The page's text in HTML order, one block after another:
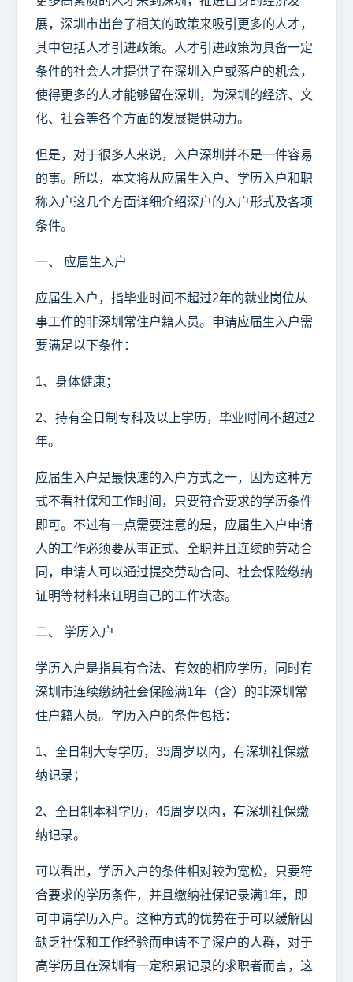
展，深圳市出台了相关的政策来吸引更多的人才，
其中包括人才引进政策。人才引进政策为具备一定
条件的社会人才提供了在深圳入户或落户的机会，
使得更多的人才能够留在深圳，为深圳的经济、文
化、社会等各个方面的发展提供动力。
但是，对于很多人来说，入户深圳并不是一件容易
的事。所以，本文将从应届生入户、学历入户和职
称入户这几个方面详细介绍深户的入户形式及各项
条件。
一、 应届生入户
应届生入户，指毕业时间不超过2年的就业岗位从
事工作的非深圳常住户籍人员。申请应届生入户需
要满足以下条件：
1、身体健康；
2、持有全日制专科及以上学历，毕业时间不超过2
年。
应届生入户是最快速的入户方式之一，因为这种方
式不看社保和工作时间，只要符合要求的学历条件
即可。不过有一点需要注意的是，应届生入户申请
人的工作必须要从事正式、全职并且连续的劳动合
同，申请人可以通过提交劳动合同、社会保险缴纳
证明等材料来证明自己的工作状态。
二、 学历入户
学历入户是指具有合法、有效的相应学历，同时有
深圳市连续缴纳社会保险满1年（含）的非深圳常
住户籍人员。学历入户的条件包括：
1、全日制大专学历，35周岁以内，有深圳社保缴
纳记录；
2、全日制本科学历，45周岁以内，有深圳社保缴
纳记录。
可以看出，学历入户的条件相对较为宽松，只要符
合要求的学历条件，并且缴纳社保记录满1年，即
可申请学历入户。这种方式的优势在于可以缓解因
缺乏社保和工作经验而申请不了深户的人群，对于
高学历且在深圳有一定积累记录的求职者而言，这